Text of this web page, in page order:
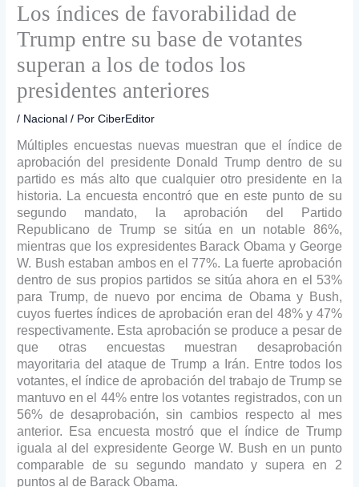
Los índices de favorabilidad de
Trump entre su base de votantes
superan a los de todos los
presidentes anteriores
/ Nacional / PorCiberEditor
Múltiples encuestas nuevas muestran que el índice de
aprobación del presidente Donald Trump dentro de su
partido es más alto que cualquier otro presidente en la
historia. La encuesta encontró que en este punto de su
segundo mandato, la aprobación del Partido
Republicano de Trump se sitúa en un notable 86%,
mientras que los expresidentes Barack Obama y George
W. Bush estaban ambos en el 77%. La fuerte aprobación
dentro de sus propios partidos se sitúa ahora en el 53%
para Trump, de nuevo por encima de Obama y Bush,
cuyos fuertes índices de aprobación eran del 48% y 47%
respectivamente. Esta aprobación se produce a pesar de
que otras encuestas muestran desaprobación
mayoritaria del ataque de Trump a Irán. Entre todos los
votantes, el índice de aprobación del trabajo de Trump se
mantuvo en el 44% entre los votantes registrados, con un
56% de desaprobación, sin cambios respecto al mes
anterior. Esa encuesta mostró que el índice de Trump
iguala al del expresidente George W. Bush en un punto
comparable de su segundo mandato y supera en 2
puntos al de Barack Obama.